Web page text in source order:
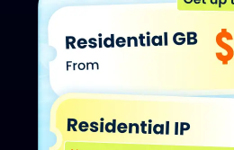
Proxy để thu thập xu
liệu phân tích web